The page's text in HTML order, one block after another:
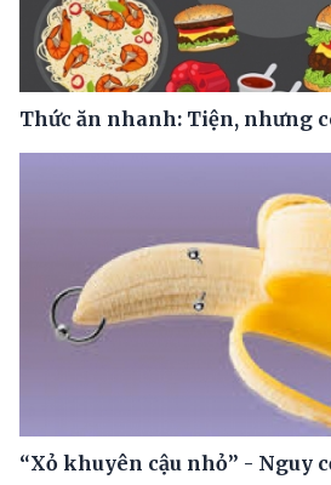
Thức ăn nhanh: Tiện, nhưng
“Xỏ khuyên cậu nhỏ” - Nguy